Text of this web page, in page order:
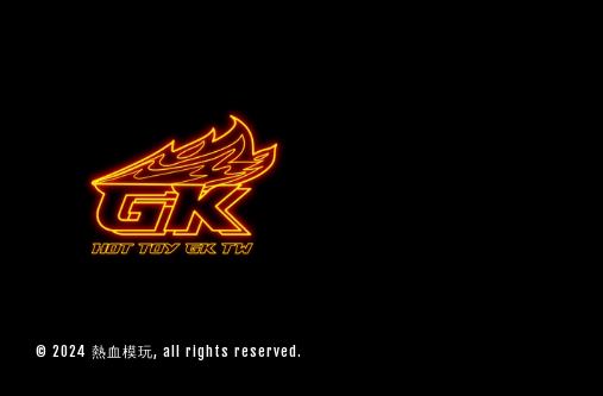
© 2024 熱血模玩, all rights reserved.